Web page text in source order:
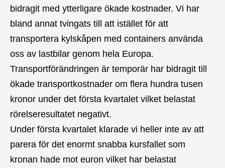
bidragit med ytterligare ökade kostnader. Vi har
bland annat tvingats till att istället för att
transportera kylskåpen med containers använda
oss av lastbilar genom hela Europa.
Transportförändringen är temporär har bidragit till
ökade transportkostnader om flera hundra tusen
kronor under det första kvartalet vilket belastat
rörelseresultatet negativt.
Under första kvartalet klarade vi heller inte av att
parera för det enormt snabba kursfallet som
kronan hade mot euron vilket har belastat